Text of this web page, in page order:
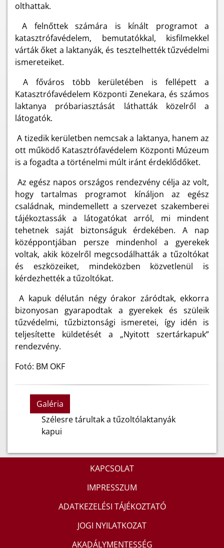
olthattak.
A felnőttek számára is kínált programot a
katasztrófavédelem, bemutatókkal, kisfilmekkel
várták őket a laktanyák, és tesztelhették tűzvédelmi
ismereteiket.
A főváros több kerületében is fellépett a
Katasztrófavédelem Központi Zenekara, és számos
laktanya próbariasztását láthatták közelről a
látogatók.
A tizedik kerületben nemcsak a laktanya, hanem az
ott működő Katasztrófavédelem Központi Múzeum
is a fogadta a történelmi múlt iránt érdeklődőket.
Az egész napos országos rendezvény célja az volt,
hogy tartalmas programot kínáljon az egész
családnak, mindemellett a szervezet szakemberei
tájékoztassák a látogatókat arról, mi mindent
tehetnek saját biztonságuk érdekében. A nap
középpontjában persze mindenhol a gyerekek
voltak, akik közelről megcsodálhatták a tűzoltókat
és eszközeiket, mindeközben közvetlenül is
kérdezhették a tűzoltókat.
A kapuk délután négy órakor záródtak, ekkorra
bizonyosan gyarapodtak a gyerekek és szüleik
tűzvédelmi, tűzbiztonsági ismeretei, így idén is
teljesítette küldetését a „Nyitott szertárkapuk”
rendezvény.
Fotó: BM OKF
Galéria
Szélesre tárultak a tűzoltólaktanyák
kapui
KAPCSOLAT
IMPRESSZUM
ADATKEZELÉSI TÁJÉKOZTATÓ
JOGI NYILATKOZAT
AKADÁLYMENTESSÉG